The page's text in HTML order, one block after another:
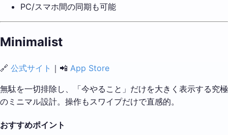
PC/スマホ間の同期も可能
Minimalist
🔗 公式サイト ｜📲 App Store
無駄を一切排除し、「今やること」だけを大きく表示する究極
のミニマル設計。操作もスワイプだけで直感的。
おすすめポイント